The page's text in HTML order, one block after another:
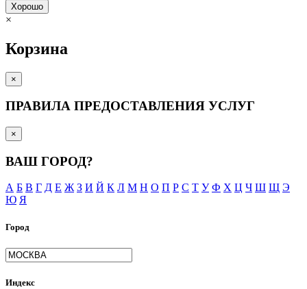
Хорошо
×
Корзина
×
ПРАВИЛА ПРЕДОСТАВЛЕНИЯ УСЛУГ
×
ВАШ ГОРОД?
А Б В Г Д Е Ж З И Й К Л М Н О П Р С Т У Ф Х Ц Ч Ш Щ Э
Ю Я
Город
Индекс